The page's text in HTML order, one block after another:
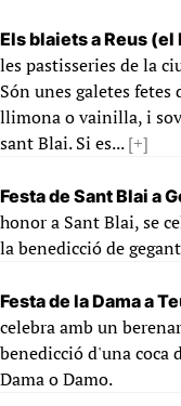
Els blaiets a Reus (el
les pastisseries de la
Són unes galetes fetes
llimona o vainilla, i
sant Blai. Si es...[+]
Festa de Sant Blai a
honor a Sant Blai, se
la benedicció de
Festa de la Dama a
celebra amb un
benedicció d'una coca
Dama o Damo.